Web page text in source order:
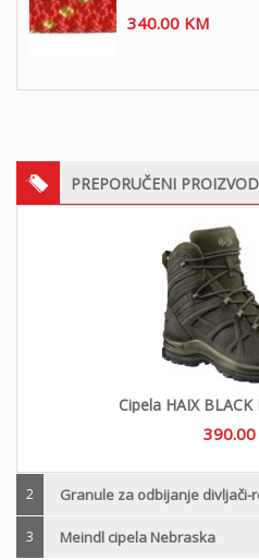
340.00 KM
PREPORUČENI
Cipela HAIX BLACK
390.00
2 Granule za odbijanje divljači-
3 Meindl cipela Nebraska